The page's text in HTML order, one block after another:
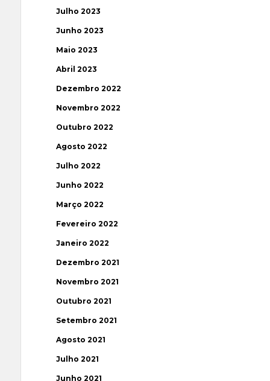
Julho 2023
Junho 2023
Maio 2023
Abril 2023
Dezembro 2022
Novembro 2022
Outubro 2022
Agosto 2022
Julho 2022
Junho 2022
Março 2022
Fevereiro 2022
Janeiro 2022
Dezembro 2021
Novembro 2021
Outubro 2021
Setembro 2021
Agosto 2021
Julho 2021
Junho 2021